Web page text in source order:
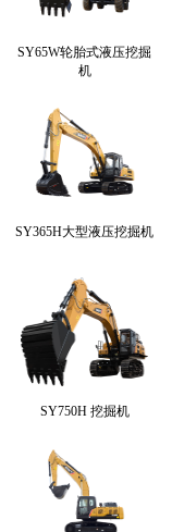
SY65W轮胎式液压挖掘
机
SY365H大型液压挖掘机
SY750H 挖掘机